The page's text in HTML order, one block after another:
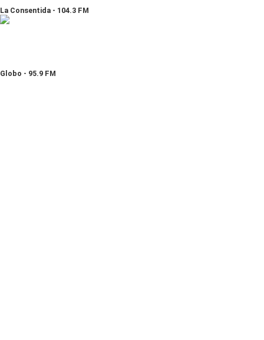
La Consentida - 104.3 FM
Globo - 95.9 FM